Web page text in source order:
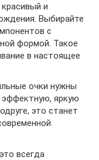
и
Выбирайте
с
формой. Такое
в настоящее
очки нужны
яркую
это станет
всегда